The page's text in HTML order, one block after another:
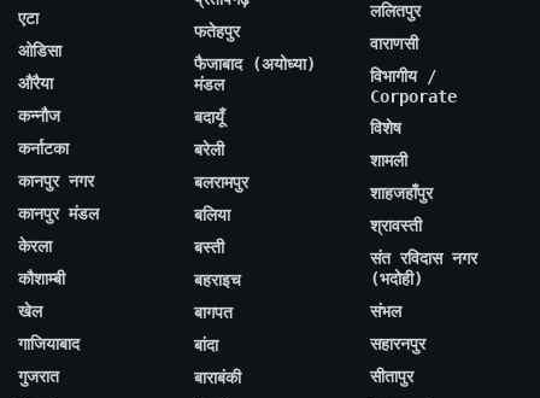
एटा
ओडिसा
औरैया
कन्नौज
कर्नाटका
कानपुर नगर
कानपुर मंडल
केरला
कौशाम्बी
खेल
गाजियाबाद
गुजरात
फतेहपुर
फैजाबाद (अयोध्या)
मंडल
बदायूँ
बरेली
बलरामपुर
बलिया
बस्ती
बहराइच
बागपत
बांदा
बाराबंकी
ललितपुर
वाराणसी
विभागीय /
Corporate
विशेष
शामली
शाहजहाँपुर
श्रावस्ती
संत रविदास नगर
(भदोही)
संभल
सहारनपुर
सीतापुर